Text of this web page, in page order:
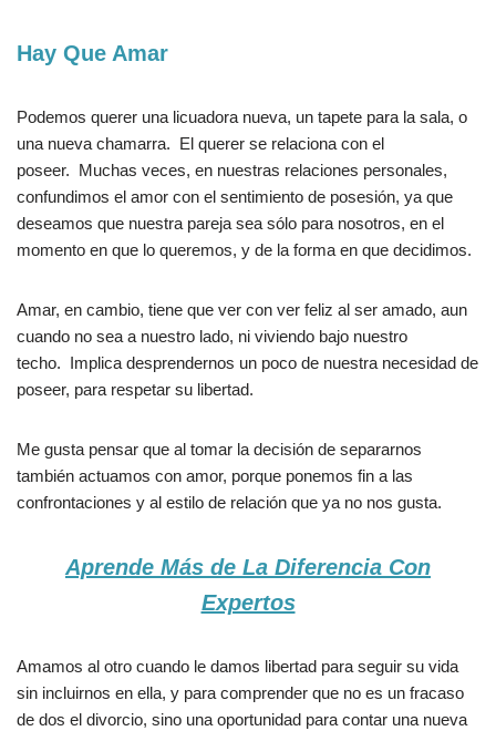
Hay Que Amar
Podemos querer una licuadora nueva, un tapete para la sala, o
una nueva chamarra. El querer se relaciona con el
poseer. Muchas veces, en nuestras relaciones personales,
confundimos el amor con el sentimiento de posesión, ya que
deseamos que nuestra pareja sea sólo para nosotros, en el
momento en que lo queremos, y de la forma en que decidimos.
Amar, en cambio, tiene que ver con ver feliz al ser amado, aun
cuando no sea a nuestro lado, ni viviendo bajo nuestro
techo. Implica desprendernos un poco de nuestra necesidad de
poseer, para respetar su libertad.
Me gusta pensar que al tomar la decisión de separarnos
también actuamos con amor, porque ponemos fin a las
confrontaciones y al estilo de relación que ya no nos gusta.
Aprende Más de La Diferencia Con
Expertos
Amamos al otro cuando le damos libertad para seguir su vida
sin incluirnos en ella, y para comprender que no es un fracaso
de dos el divorcio, sino una oportunidad para contar una nueva